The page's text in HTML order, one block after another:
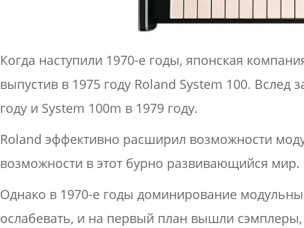
Когда наступили 1970-е годы, японская
выпустив в 1975 году Roland System 100. Вслед
году и System 100m в 1979 году.
Roland эффективно расширил возможности
возможности в этот бурно развивающийся мир.
Однако в 1970-е годы доминирование
ослабевать, и на первый план вышли